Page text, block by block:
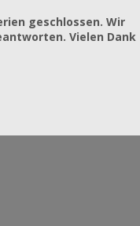
geschlossen. Wir
Vielen Dank